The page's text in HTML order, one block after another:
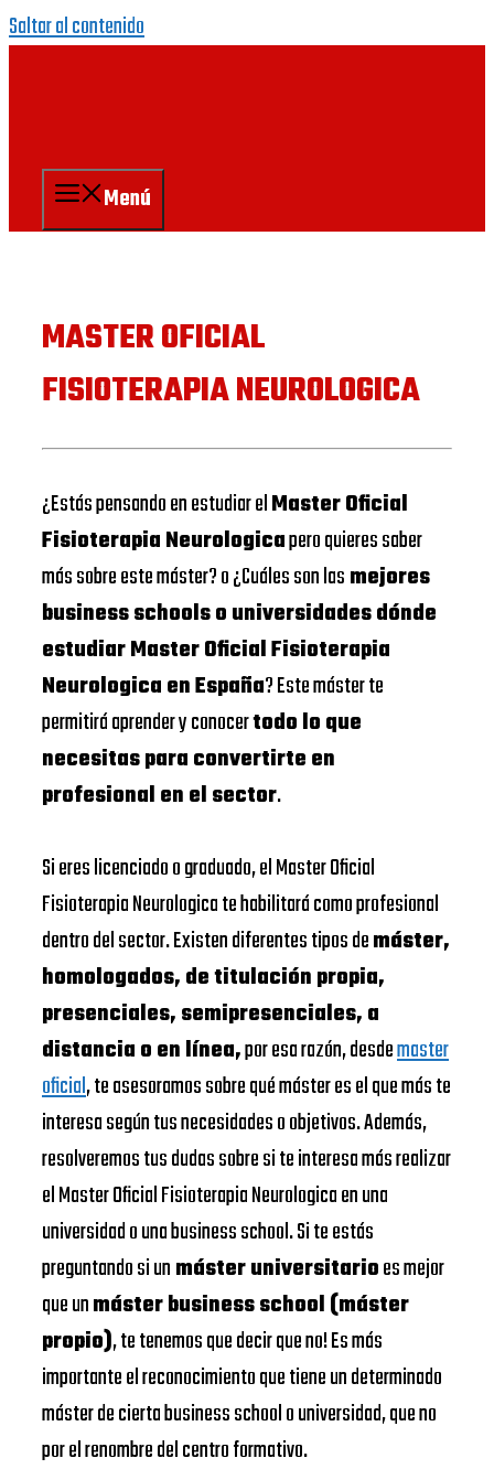
Saltar al contenido
Menú
MASTER OFICIAL
FISIOTERAPIA NEUROLOGICA
¿Estás pensando en estudiar elMaster Oficial
Fisioterapia Neurologicapero quieres saber
más sobre este máster? o ¿Cuáles son lasmejores
business schools o universidades dónde
estudiar Master Oficial Fisioterapia
Neurologica en España? Este máster te
permitirá aprender y conocertodo lo que
necesitas para convertirte en
profesional en el sector.
Si eres licenciado o graduado, el Master Oficial
Fisioterapia Neurologica te habilitará como profesional
dentro del sector. Existen diferentes tipos demáster,
homologados, de titulación propia,
presenciales, semipresenciales, a
distancia o en línea,por esa razón, desdemaster
oficial, te asesoramos sobre qué máster es el que más te
interesa según tus necesidades o objetivos. Además,
resolveremos tus dudas sobre si te interesa más realizar
el Master Oficial Fisioterapia Neurologica en una
universidad o una business school. Si te estás
preguntando si unmáster universitarioes mejor
que unmáster business school (máster
propio), te tenemos que decir que no! Es más
importante el reconocimiento que tiene un determinado
máster de cierta business school o universidad, que no
por el renombre del centro formativo.